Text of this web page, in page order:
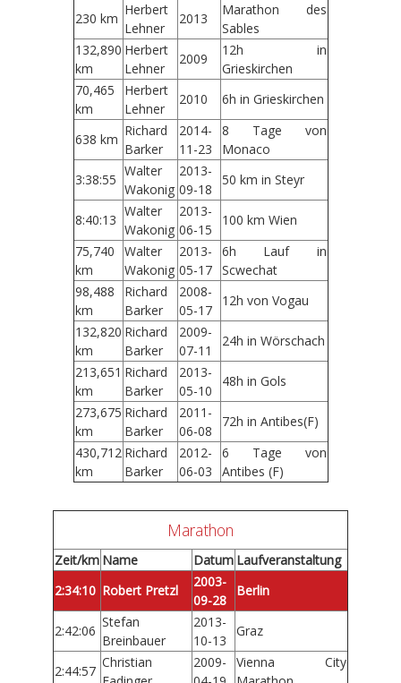
230 km
Herbert
Lehner
2013
Marathon des
Sables
132,890
km
Herbert
Lehner
2009
12h in
Grieskirchen
70,465
km
Herbert
Lehner
2010 6h in Grieskirchen
638 km
Richard
Barker
2014-
11-23
8 Tage von
Monaco
3:38:55
Walter
Wakonig
2013-
09-18
50 km in Steyr
8:40:13
Walter
Wakonig
2013-
06-15
100 km Wien
75,740
km
Walter
Wakonig
2013-
05-17
6h Lauf in
Scwechat
98,488
km
Richard
Barker
2008-
05-17
12h von Vogau
132,820
km
Richard
Barker
2009-
07-11
24h in Wörschach
213,651
km
Richard
Barker
2013-
05-10
48h in Gols
273,675
km
Richard
Barker
2011-
06-08
72h in Antibes(F)
430,712
km
Richard
Barker
2012-
06-03
6 Tage von
Antibes (F)
Marathon
Zeit/km Name Datum Laufveranstaltung
2:34:10 Robert Pretzl
2003-
09-28
Berlin
2:42:06
Stefan
Breinbauer
2013-
10-13
Graz
2:44:57
Christian
2009-
Vienna City